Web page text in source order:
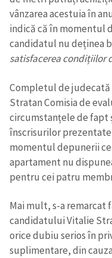
Trimite o informație
in English
vânzarea acestuia în
indică că în momentul
candidatul nu deținea
satisfacerea condițiilor
Completul de judecată
Stratan Comisia de
circumstanțele de fapt
înscrisurilor
momentul depunerii
apartament nu
pentru cei patru
Mai mult, s-a remarcat
candidatului Vitalie
orice dubiu serios în
suplimentare, din